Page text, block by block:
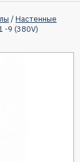
/Настенные
-9 (380V)